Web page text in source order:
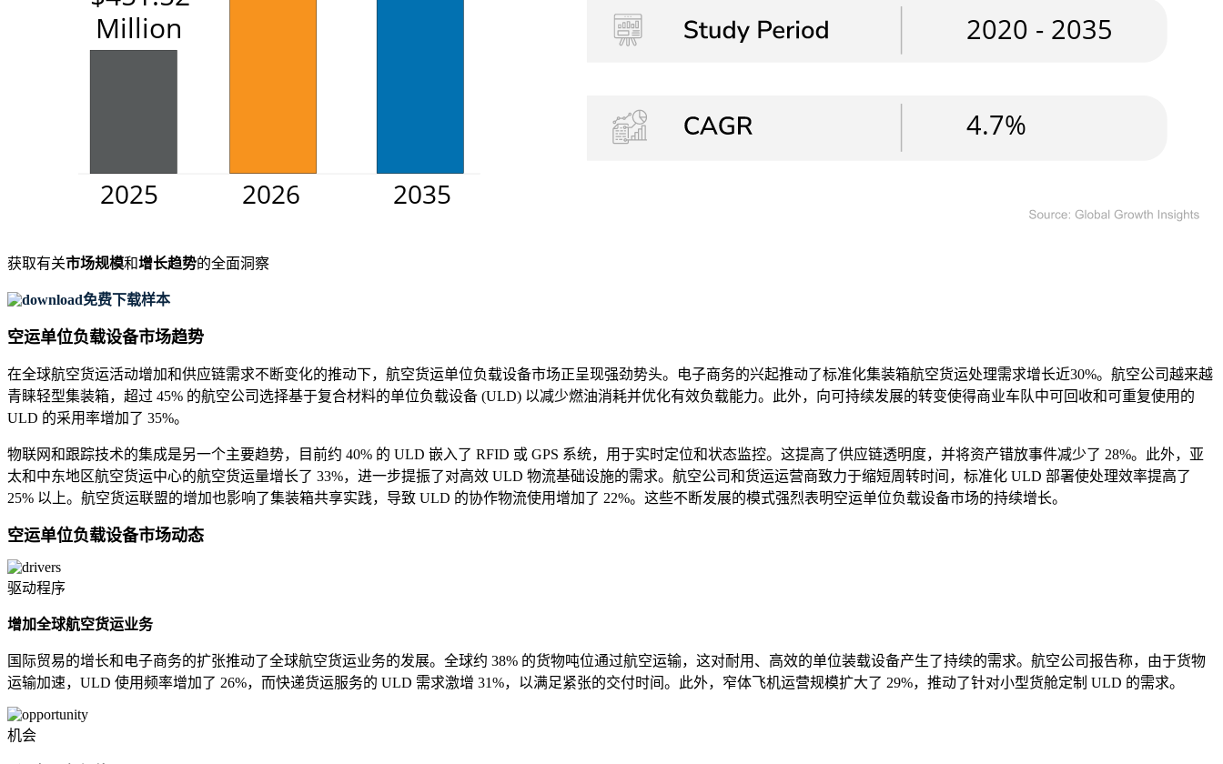
获取有关市场规模和增长趋势的全面洞察
免费下载样本
空运单位负载设备市场趋势
在全球航空货运活动增加和供应链需求不断变化的推动下，航空货运单位负载设备市场正呈现强劲势头。电子商务的兴起推动了标准化集装箱航空货运处理需求增长近30%。航空公司越来越
青睐轻型集装箱，超过 45% 的航空公司选择基于复合材料的单位负载设备 (ULD) 以减少燃油消耗并优化有效负载能力。此外，向可持续发展的转变使得商业车队中可回收和可重复使用的
ULD 的采用率增加了 35%。
物联网和跟踪技术的集成是另一个主要趋势，目前约 40% 的 ULD 嵌入了 RFID 或 GPS 系统，用于实时定位和状态监控。这提高了供应链透明度，并将资产错放事件减少了 28%。此外，亚
太和中东地区航空货运中心的航空货运量增长了 33%，进一步提振了对高效 ULD 物流基础设施的需求。航空公司和货运运营商致力于缩短周转时间，标准化 ULD 部署使处理效率提高了
25% 以上。航空货运联盟的增加也影响了集装箱共享实践，导致 ULD 的协作物流使用增加了 22%。这些不断发展的模式强烈表明空运单位负载设备市场的持续增长。
空运单位负载设备市场动态
驱动程序
增加全球航空货运业务
国际贸易的增长和电子商务的扩张推动了全球航空货运业务的发展。全球约 38% 的货物吨位通过航空运输，这对耐用、高效的单位装载设备产生了持续的需求。航空公司报告称，由于货物
运输加速，ULD 使用频率增加了 26%，而快递货运服务的 ULD 需求激增 31%，以满足紧张的交付时间。此外，窄体飞机运营规模扩大了 29%，推动了针对小型货舱定制 ULD 的需求。
机会